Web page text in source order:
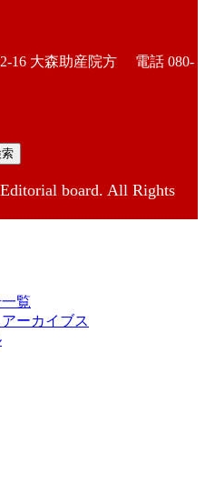
16 大森助産院方 電話 080-
board. All Rights
覧
ーカイブス